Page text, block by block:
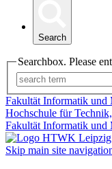
Search
Searchbox. Please
Fakultät Informatik und
Hochschule für
Fakultät Informatik und
Skip main site